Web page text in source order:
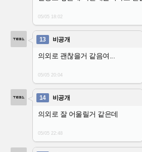
05/05 18:02
13 비공개
의외로 괜찮을거 같음여...
05/05 20:04
14 비공개
의외로 잘 어울릴거 같은데
05/05 22:48